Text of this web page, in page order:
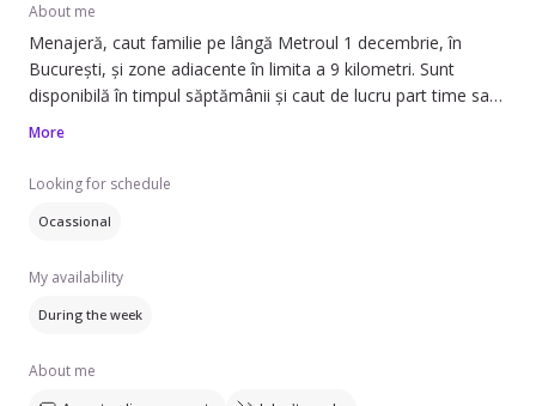
About me
Menajeră, caut familie pe lângă Metroul 1 decembrie, în
București, și zone adiacente în limita a 9 kilometri. Sunt
disponibilă în timpul săptămânii și caut de lucru part time sau
ocazional.
Pot să ofer ajutor cu: spălat haine, curățare aragaz/cuptor,
curățare frigider, îngrijire plante, prepararea mâncării și
schimbat așternuturi. Am experiență de 20 de ani în acest
case/vile.
de întreținere, curățenie după construcții, curățenie în
More
Looking for schedule
Ocassional
My availability
During the week
About me